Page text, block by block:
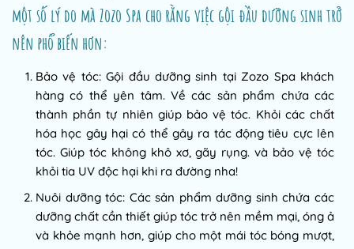
một số lý do mà Zozo Spa cho rằng việc gội đầu dưỡng sinh trở
nên phổ biến hơn:
Bảo vệ tóc: Gội đầu dưỡng sinh tại Zozo Spa khách
hàng có thể yên tâm. Về các sản phẩm chứa các
thành phần tự nhiên giúp bảo vệ tóc. Khỏi các chất
hóa học gây hại có thể gây ra tác động tiêu cực lên
tóc. Giúp tóc không khô xơ, gãy rụng. và bảo vệ tóc
khỏi tia UV độc hại khi ra đường nha!
Nuôi dưỡng tóc: Các sản phẩm dưỡng sinh chứa các
dưỡng chất cần thiết giúp tóc trở nên mềm mại, óng ả
và khỏe mạnh hơn, giúp cho một mái tóc bóng mượt,